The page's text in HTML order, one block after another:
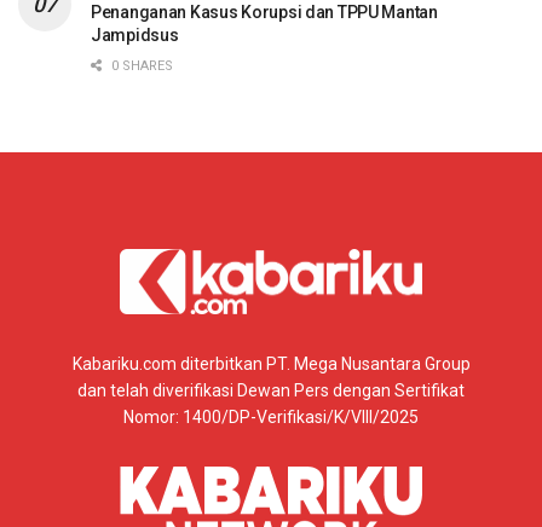
Penanganan Kasus Korupsi dan TPPU Mantan
Jampidsus
0 SHARES
Kabariku.com diterbitkan PT. Mega Nusantara Group
dan telah diverifikasi Dewan Pers dengan Sertifikat
Nomor: 1400/DP-Verifikasi/K/VIII/2025